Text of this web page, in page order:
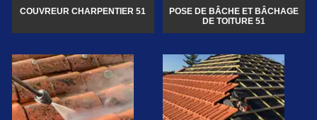
COUVREUR CHARPENTIER 51
POSE DE BÂCHE ET BÂCHAGE
DE TOITURE 51